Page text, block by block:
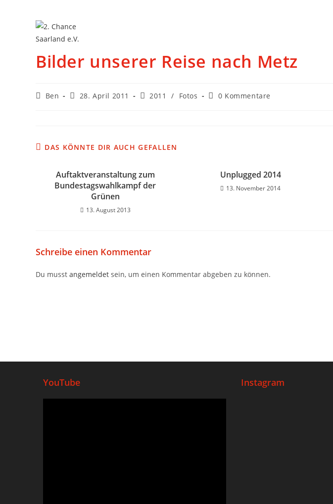
Bilder unserer Reise nach Metz
Ben 28. April 2011 2011 / Fotos 0 Kommentare
DAS KÖNNTE DIR AUCH GEFALLEN
Auftaktveranstaltung zum
Bundestagswahlkampf der
Grünen
13. August 2013
Unplugged 2014
13. November 2014
Schreibe einen Kommentar
Du musst angemeldet sein, um einen Kommentar abgeben zu können.
YouTube Instagram